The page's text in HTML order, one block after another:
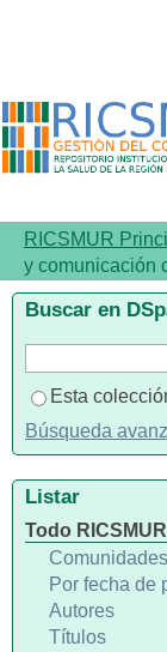
tema
RICSMUR
y comunicación
Buscar en
Esta
Búsqueda
Listar
Todo RICSMUR
Por fecha de
Autores
Títulos